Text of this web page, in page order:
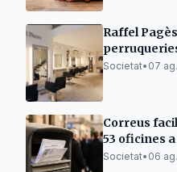
Raffel
Societat• 07 ag.
Correus
53 oficines
Societat• 06 ag.